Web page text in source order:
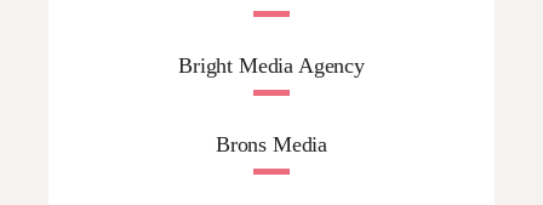
Bright Media Agency
Brons Media